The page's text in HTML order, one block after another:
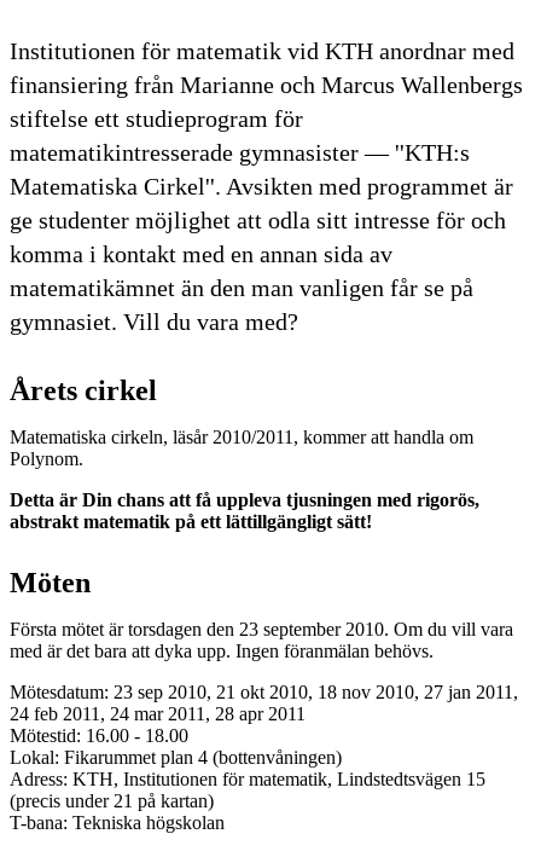
Institutionen för matematik vid KTH anordnar med
finansiering från Marianne och Marcus Wallenbergs
stiftelse ett studieprogram för
matematikintresserade gymnasister — ''KTH:s
Matematiska Cirkel''. Avsikten med programmet är
ge studenter möjlighet att odla sitt intresse för och
komma i kontakt med en annan sida av
matematikämnet än den man vanligen får se på
gymnasiet. Vill du vara med?
Årets cirkel
Matematiska cirkeln, läsår 2010/2011, kommer att handla om
Polynom.
Detta är Din chans att få uppleva tjusningen med rigorös,
abstrakt matematik på ett lättillgängligt sätt!
Möten
Första mötet är torsdagen den 23 september 2010. Om du vill vara
med är det bara att dyka upp. Ingen föranmälan behövs.
Mötesdatum: 23 sep 2010, 21 okt 2010, 18 nov 2010, 27 jan 2011,
24 feb 2011, 24 mar 2011, 28 apr 2011
Mötestid: 16.00 - 18.00
Lokal: Fikarummet plan 4 (bottenvåningen)
Adress: KTH, Institutionen för matematik, Lindstedtsvägen 15
(precis under 21 på kartan)
T-bana: Tekniska högskolan